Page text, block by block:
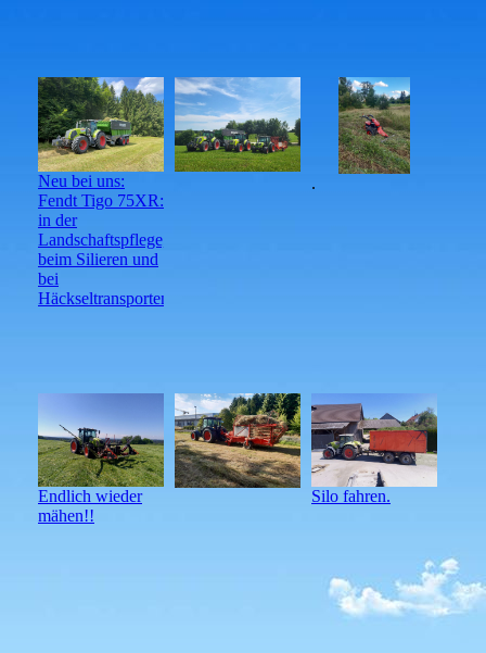
Neu bei uns:
Fendt Tigo 75XR:
in der
Landschaftspflege,
beim Silieren und
bei
Häckseltransporten.
.
Endlich wieder
mähen!!
Silo fahren.